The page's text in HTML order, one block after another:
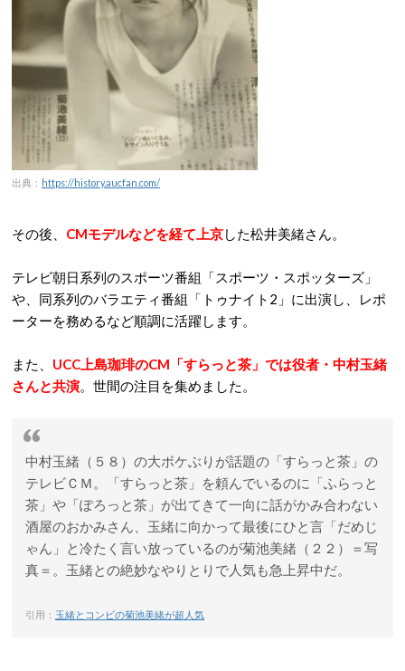
出典： https://history.aucfan.com/
その後、 CMモデルなどを経て上京した松井美緒さん。
テレビ朝日系列のスポーツ番組「スポーツ・スポッターズ」
や、同系列のバラエティ番組「トゥナイト2」に出演し、レポ
ーターを務めるなど順調に活躍します。
また、 UCC上島珈琲のCM「すらっと茶」では役者・中村玉緒
さんと共演。世間の注目を集めました。
中村玉緒（５８）の大ボケぶりが話題の「すらっと茶」の
テレビＣＭ。「すらっと茶」を頼んでいるのに「ふらっと
茶」や「ぽろっと茶」が出てきて一向に話がかみ合わない
酒屋のおかみさん、玉緒に向かって最後にひと言「だめじ
ゃん」と冷たく言い放っているのが菊池美緒（２２）＝写
真＝。玉緒との絶妙なやりとりで人気も急上昇中だ。
引用： 玉緒とコンビの菊池美緒が超人気